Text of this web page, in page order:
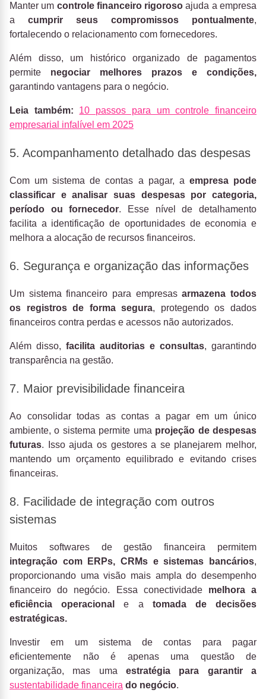
Manter um controle financeiro rigoroso ajuda a empresa
a cumprir seus compromissos pontualmente,
fortalecendo o relacionamento com fornecedores.
Além disso, um histórico organizado de pagamentos
permite negociar melhores prazos e condições,
garantindo vantagens para o negócio.
Leia também:
10 passos para um controle financeiro
empresarial infalível em 2025
5. Acompanhamento detalhado das despesas
Com um sistema de contas a pagar, a empresa pode
classificar e analisar suas despesas por categoria,
período ou fornecedor. Esse nível de detalhamento
facilita a identificação de oportunidades de economia e
melhora a alocação de recursos financeiros.
6. Segurança e organização das informações
Um sistema financeiro para empresasarmazena todos
os registros de forma segura, protegendo os dados
financeiros contra perdas e acessos não autorizados.
Além disso, facilita auditorias e consultas, garantindo
transparência na gestão.
7. Maior previsibilidade financeira
Ao consolidar todas as contas a pagar em um único
ambiente, o sistema permite uma projeção de despesas
futuras. Isso ajuda os gestores a se planejarem melhor,
mantendo um orçamento equilibrado e evitando crises
financeiras.
8. Facilidade de integração com outros
sistemas
Muitos softwares de gestão financeira permitem
integração com ERPs, CRMs e sistemas bancários,
proporcionando uma visão mais ampla do desempenho
financeiro do negócio. Essa conectividade melhora a
eficiência operacional
e a tomada de decisões
estratégicas.
Investir em um sistema de contas para pagar
eficientemente não é apenas uma questão de
organização, mas uma estratégia para garantir a
sustentabilidade financeira do negócio.